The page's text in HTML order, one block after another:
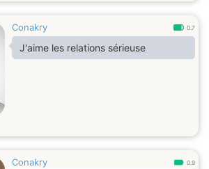
Conakry 0.7
J'aime les relations sérieuse
Conakry 0.9